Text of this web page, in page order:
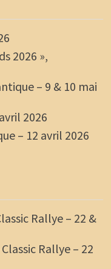
2026 »,
– 9 & 10 mai
2026
– 12 avril 2026
Rallye – 22 &
Rallye – 22